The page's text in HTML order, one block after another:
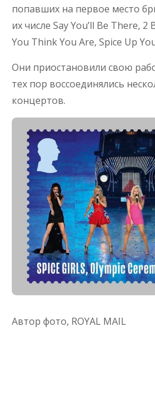
попавших на первое место
их числе Say You’ll Be There, 2
You Think You Are, Spice Up
Они приостановили свою
тех пор воссоединялись
концертов.
Автор фото, ROYAL MAIL